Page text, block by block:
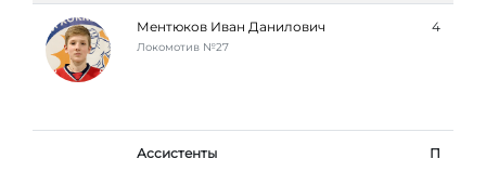
Ментюков Иван Данилович
Локомотив №27
4
Ассистенты П